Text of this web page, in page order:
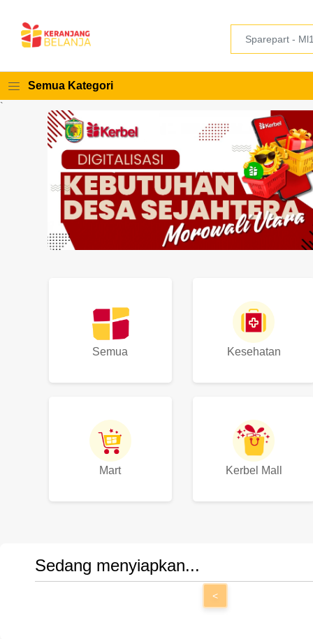
Semua Kategori
`
Semua Kesehatan
Mart Kerbel Mall
Sedang menyiapkan...
<